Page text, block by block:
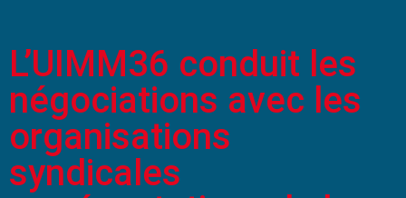
L’UIMM36 conduit les
négociations avec les
organisations
syndicales